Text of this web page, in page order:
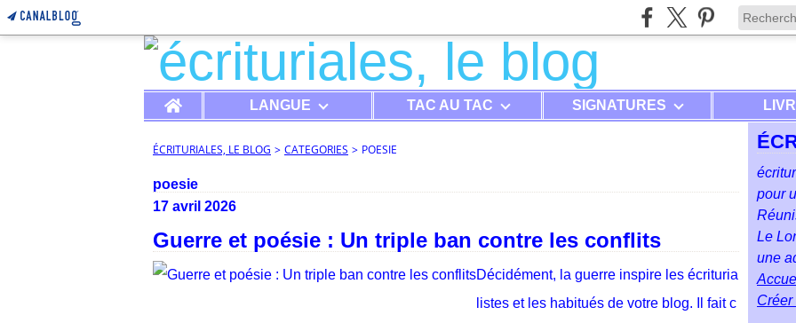
Home LANGUE TAC AU TAC SIGNATURES
ÉCRITURIALES, LE BLOG > CATEGORIES > POESIE
poesie
17 avril 2026
Guerre et poésie : Un triple ban contre les conflits
Décidément, la guerre inspire les écrituria
listes et les habitués de votre blog. Il fait c
pour
Le
une